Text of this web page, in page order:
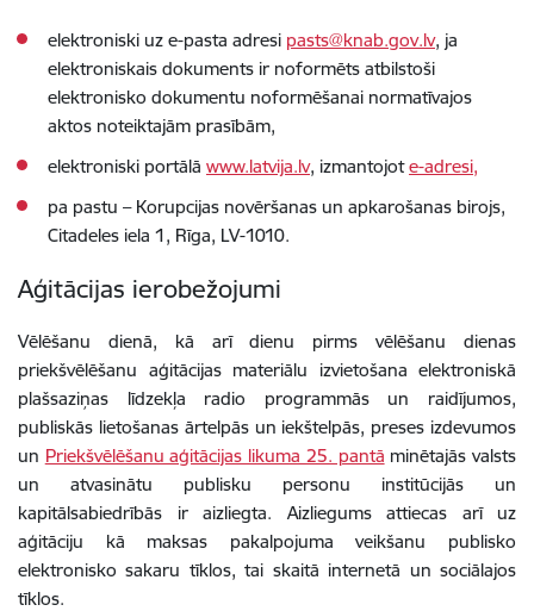
elektroniski uz e-pasta adresi pasts@knab.gov.lv, ja
elektroniskais dokuments ir noformēts atbilstoši
elektronisko dokumentu noformēšanai normatīvajos
aktos noteiktajām prasībām,
elektroniski portālā www.latvija.lv, izmantojote-adresi,
pa pastu – Korupcijas novēršanas un apkarošanas birojs,
Citadeles iela 1, Rīga, LV-1010.
Aģitācijas ierobežojumi
Vēlēšanu dienā, kā arī dienu pirms vēlēšanu dienas
priekšvēlēšanu aģitācijas materiālu izvietošana elektroniskā
plašsaziņas līdzekļa radio programmās un raidījumos,
publiskās lietošanas ārtelpās un iekštelpās, preses izdevumos
un Priekšvēlēšanu aģitācijas likuma 25. pantā minētajās valsts
un atvasinātu publisku personu institūcijās un
kapitālsabiedrībās ir aizliegta. Aizliegums attiecas arī uz
aģitāciju kā maksas pakalpojuma veikšanu publisko
elektronisko sakaru tīklos, tai skaitā internetā un sociālajos
tīklos.